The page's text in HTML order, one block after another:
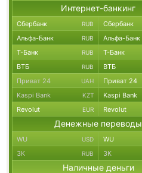
Интернет-банкинг
Сбербанк RUB Сбербанк
Альфа-Банк RUB Альфа-Банк
Т-Банк RUB Т-Банк
ВТБ RUB ВТБ
Приват 24 UAH Приват 24
Kaspi Bank KZT Kaspi Bank
Revolut EUR Revolut
Денежные переводы
WU USD WU
ЗК RUB ЗК
Наличные деньги